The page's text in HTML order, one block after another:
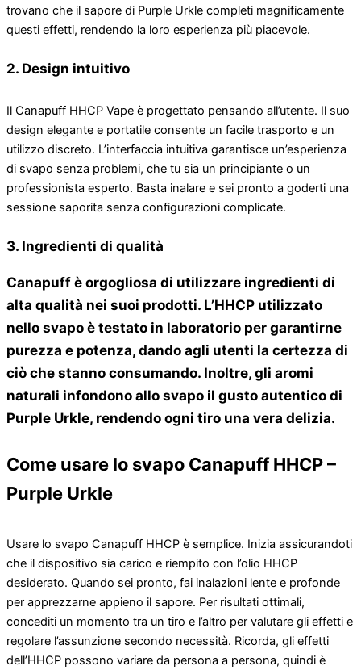
trovano che il sapore di Purple Urkle completi magnificamente
questi effetti, rendendo la loro esperienza più piacevole.
2. Design intuitivo
Il Canapuff HHCP Vape è progettato pensando all’utente. Il suo
design elegante e portatile consente un facile trasporto e un
utilizzo discreto. L’interfaccia intuitiva garantisce un’esperienza
di svapo senza problemi, che tu sia un principiante o un
professionista esperto. Basta inalare e sei pronto a goderti una
sessione saporita senza configurazioni complicate.
3. Ingredienti di qualità
Canapuff è orgogliosa di utilizzare ingredienti di
alta qualità nei suoi prodotti. L’HHCP utilizzato
nello svapo è testato in laboratorio per garantirne
purezza e potenza, dando agli utenti la certezza di
ciò che stanno consumando. Inoltre, gli aromi
naturali infondono allo svapo il gusto autentico di
Purple Urkle, rendendo ogni tiro una vera delizia.
Come usare lo svapo Canapuff HHCP –
Purple Urkle
Usare lo svapo Canapuff HHCP è semplice. Inizia assicurandoti
che il dispositivo sia carico e riempito con l’olio HHCP
desiderato. Quando sei pronto, fai inalazioni lente e profonde
per apprezzarne appieno il sapore. Per risultati ottimali,
concediti un momento tra un tiro e l’altro per valutare gli effetti e
regolare l’assunzione secondo necessità. Ricorda, gli effetti
dell’HHCP possono variare da persona a persona, quindi è